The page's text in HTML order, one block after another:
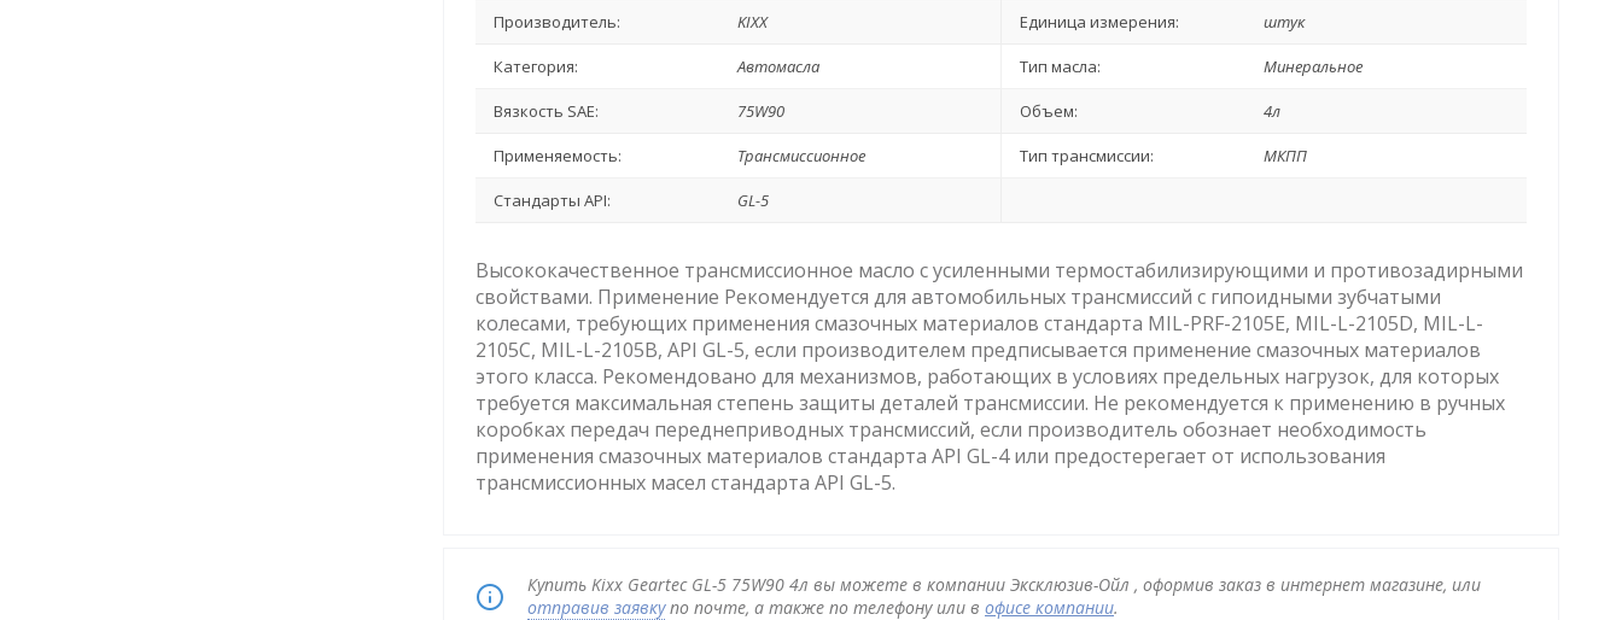
Производитель: KIXX Единица измерения: штук
Категория: Автомасла Тип масла: Минеральное
Вязкость SAE: 75W90 Объем: 4л
Применяемость: Трансмиссионное Тип трансмиссии: МКПП
Стандарты API: GL-5
Высококачественное трансмиссионное масло с усиленными термостабилизирующими и противозадирными
свойствами. Применение Рекомендуется для автомобильных трансмиссий с гипоидными зубчатыми
колесами, требующих применения смазочных материалов стандарта MIL-PRF-2105E, MIL-L-2105D, MIL-L-
2105C, MIL-L-2105B, API GL-5, если производителем предписывается применение смазочных материалов
этого класса. Рекомендовано для механизмов, работающих в условиях предельных нагрузок, для которых
требуется максимальная степень защиты деталей трансмиссии. Не рекомендуется к применению в ручных
коробках передач переднеприводных трансмиссий, если производитель обознает необходимость
применения смазочных материалов стандарта API GL-4 или предостерегает от использования
трансмиссионных масел стандарта API GL-5.
Купить Kixx Geartec GL-5 75W90 4л вы можете в компании Эксклюзив-Ойл , оформив заказ в интернет магазине, или
отправив заявкупо почте, а также по телефону или в офисе компании.